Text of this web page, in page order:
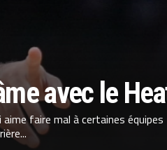
avec le
faire mal à certaines équipes